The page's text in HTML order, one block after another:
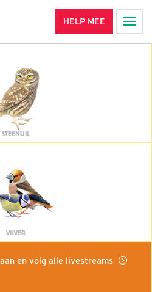
HELP MEE
STEENUIL
VIJVER
en volg alle livestreams